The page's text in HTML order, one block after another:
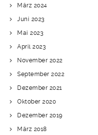
März 2024
Juni 2023
Mai 2023
April 2023
November 2022
September 2022
Dezember 2021
Oktober 2020
Dezember 2019
März 2018